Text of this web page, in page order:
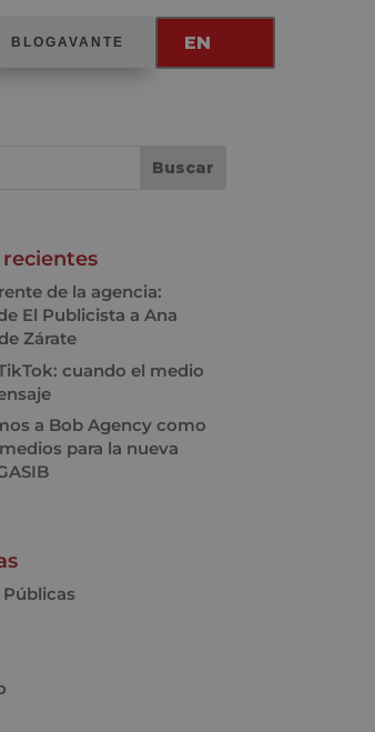
BLOGAVANTE EN
de la agencia:
El Publicista a Ana
Zárate
cuando el medio
a Bob Agency como
para la nueva